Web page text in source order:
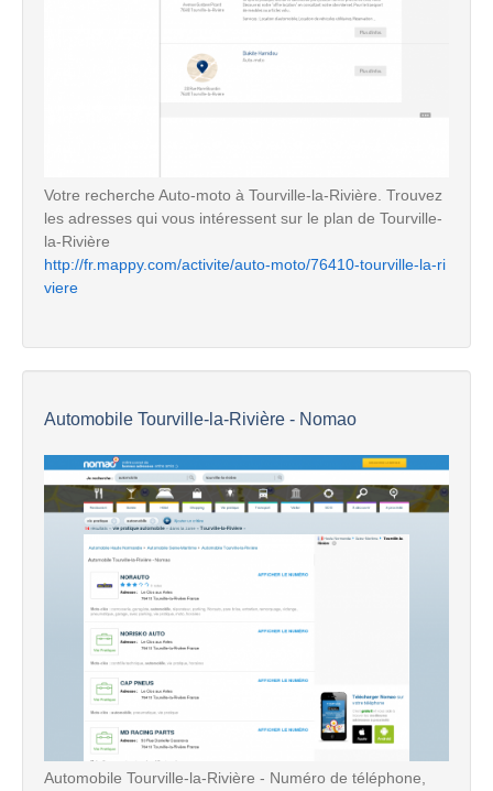
Votre recherche Auto-moto à Tourville-la-Rivière. Trouvez
les adresses qui vous intéressent sur le plan de Tourville-
la-Rivière
http://fr.mappy.com/activite/auto-moto/76410-tourville-la-ri
viere
Automobile Tourville-la-Rivière - Nomao
Automobile Tourville-la-Rivière - Numéro de téléphone,